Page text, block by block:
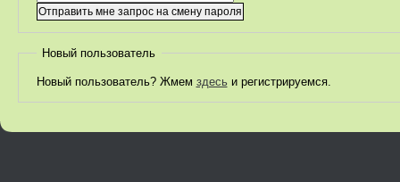
Новый пользователь
Новый пользователь? Жмем здесьи регистрируемся.